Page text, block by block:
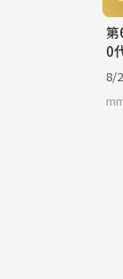
0
8/